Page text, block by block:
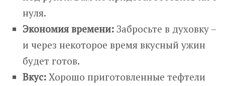
нуля.
Экономия времени: Забросьте в духовку –
и через некоторое время вкусный ужин
будет готов.
Вкус: Хорошо приготовленные тефтели